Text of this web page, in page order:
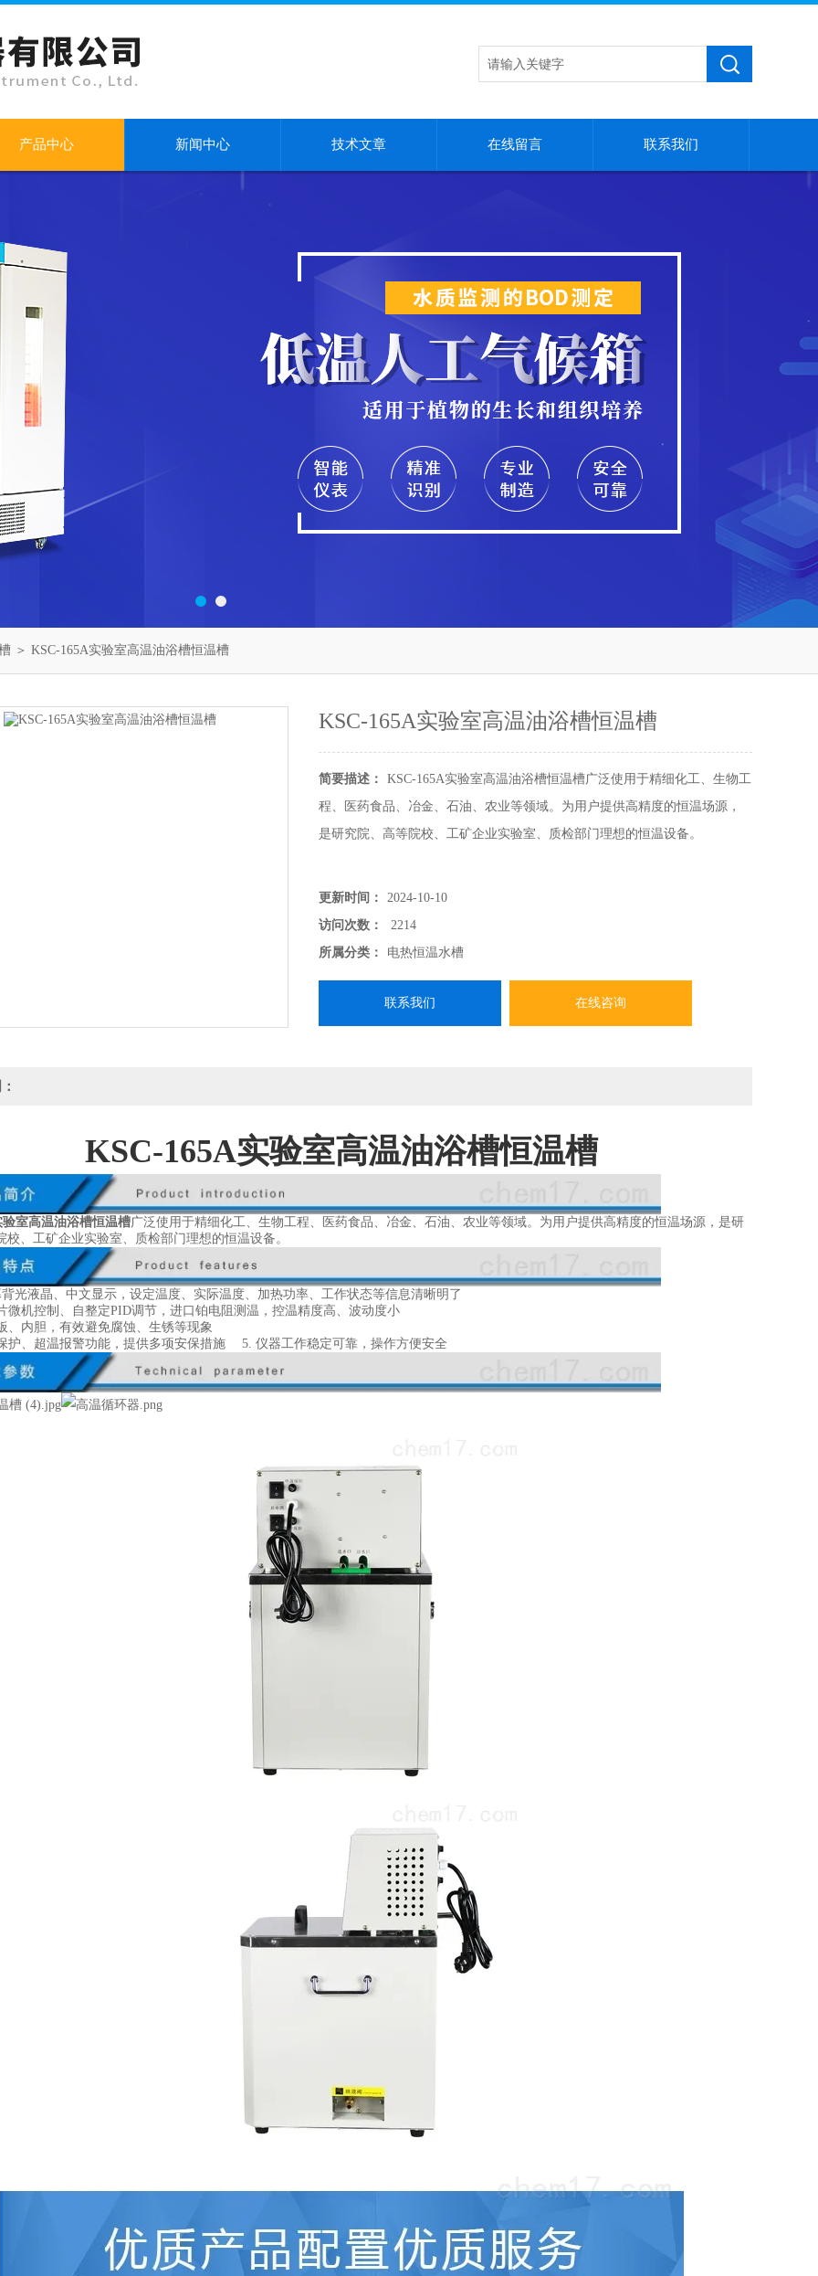
产品中心 新闻中心 技术文章 在线留言 联系我们
＞ KSC-165A实验室高温油浴槽恒温槽
KSC-165A实验室高温油浴槽恒温槽
简要描述：
KSC-165A实验室高温油浴槽恒温槽广泛使用于精细化工、生物工
程、医药食品、冶金、石油、农业等领域。为用户提供高精度的恒温场源，
是研究院、高等院校、工矿企业实验室、质检部门理想的恒温设备。
更新时间：
2024-10-10
访问次数：
2214
所属分类：
电热恒温水槽
联系我们 在线咨询
KSC-165A实验室高温油浴槽恒温槽
室高温油浴槽恒温槽广泛使用于精细化工、生物工程、医药食品、冶金、石油、农业等领域。为用户提供高精度的恒温场源，是研
校、工矿企业实验室、质检部门理想的恒温设备。
光液晶、中文显示，设定温度、实际温度、加热功率、工作状态等信息清晰明了
微机控制、自整定PID调节，进口铂电阻测温，控温精度高、波动度小
、内胆，有效避免腐蚀、生锈等现象
护、超温报警功能，提供多项安保措施 5. 仪器工作稳定可靠，操作方便安全